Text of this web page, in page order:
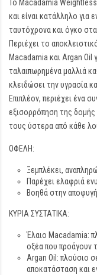
Το Macadamia
και είναι κατάλληλο
ταυτόχρονα και όγκο στα
Περιέχει το
Macadamia και Argan Oil
ταλαιπωρημένα μαλλιά
κλειδώσει την υγρασία
Επιπλέον, περιέχει ένα
εξισορρόπηση της
τους ύστερα από κάθε
ΟΦΕΛΗ:
Ξεμπλέκει,
Παρέχει ελαφριά
Βοηθά στην
ΚΥΡΙΑ ΣΥΣΤΑΤΙΚΑ:
Έλαιο Macadamia:
οξέα που προάγουν
Argan Oil: πλούσιο
αποκατάσταση και